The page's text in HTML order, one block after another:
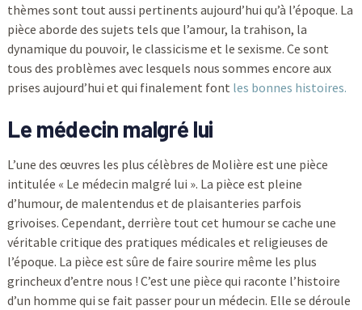
thèmes sont tout aussi pertinents aujourd’hui qu’à l’époque. La
pièce aborde des sujets tels que l’amour, la trahison, la
dynamique du pouvoir, le classicisme et le sexisme. Ce sont
tous des problèmes avec lesquels nous sommes encore aux
prises aujourd’hui et qui finalement font les bonnes histoires.
Le médecin malgré lui
L’une des œuvres les plus célèbres de Molière est une pièce
intitulée « Le médecin malgré lui ». La pièce est pleine
d’humour, de malentendus et de plaisanteries parfois
grivoises. Cependant, derrière tout cet humour se cache une
véritable critique des pratiques médicales et religieuses de
l’époque. La pièce est sûre de faire sourire même les plus
grincheux d’entre nous ! C’est une pièce qui raconte l’histoire
d’un homme qui se fait passer pour un médecin. Elle se déroule